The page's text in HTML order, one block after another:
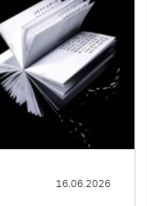
16.06.2026